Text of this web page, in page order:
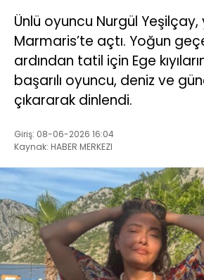
Ünlü oyuncu Nurgül
Marmaris’te açtı. Yoğun
ardından tatil için Ege
başarılı oyuncu, deniz ve
çıkararak dinlendi.
Giriş: 08-06-2026 16:04
Kaynak: HABER MERKEZI